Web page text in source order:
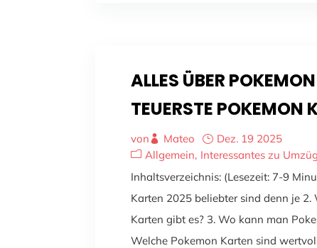
ALLES ÜBER
TEUERSTE POKEMON
von Mateo
Dez. 19 2025
Allgemein Interessantes zu
Inhaltsverzeichnis: (Lesezeit: 7-9
Karten 2025 beliebter sind denn je 2.
Karten gibt es? 3. Wo kann man
Welche Pokemon Karten sind